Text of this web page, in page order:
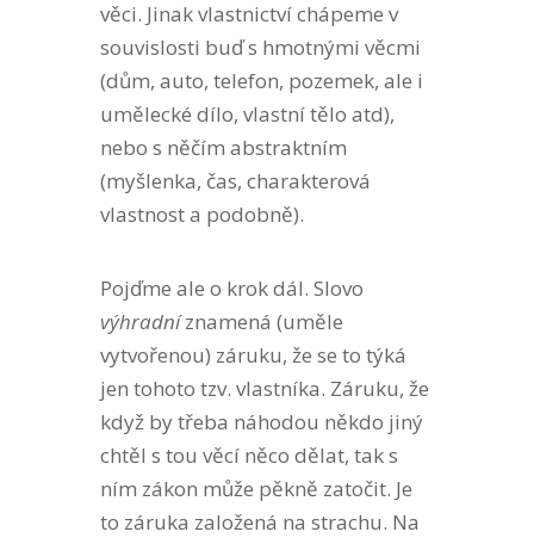
věci. Jinak vlastnictví chápeme v
souvislosti buď s hmotnými věcmi
(dům, auto, telefon, pozemek, ale i
umělecké dílo, vlastní tělo atd),
nebo s něčím abstraktním
(myšlenka, čas, charakterová
vlastnost a podobně).
Pojďme ale o krok dál. Slovo
výhradníznamená (uměle
vytvořenou) záruku, že se to týká
jen tohoto tzv. vlastníka. Záruku, že
když by třeba náhodou někdo jiný
chtěl s tou věcí něco dělat, tak s
ním zákon může pěkně zatočit. Je
to záruka založená na strachu. Na